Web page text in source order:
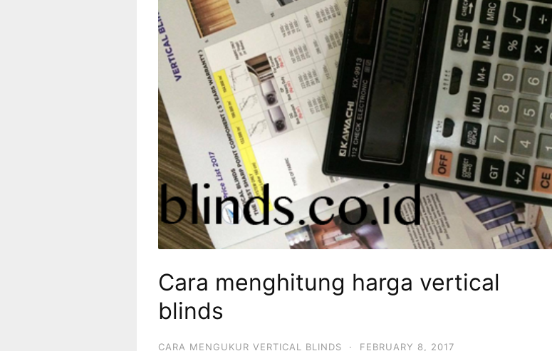
Cara menghitung harga vertical
blinds
CARA MENGUKUR VERTICAL BLINDS · FEBRUARY 8, 2017